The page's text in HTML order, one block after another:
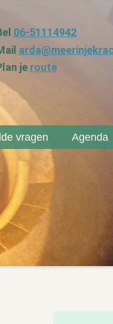
06-51114942
je route
vragen Agenda